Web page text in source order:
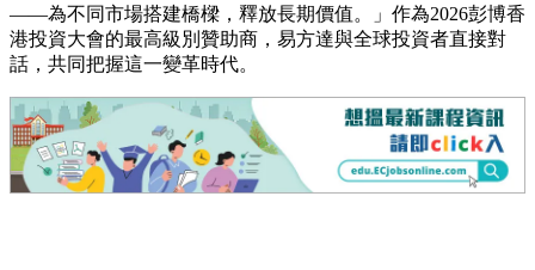
——為不同市場搭建橋樑，釋放長期價值。」作為2026彭博香
港投資大會的最高級別贊助商，易方達與全球投資者直接對
話，共同把握這一變革時代。